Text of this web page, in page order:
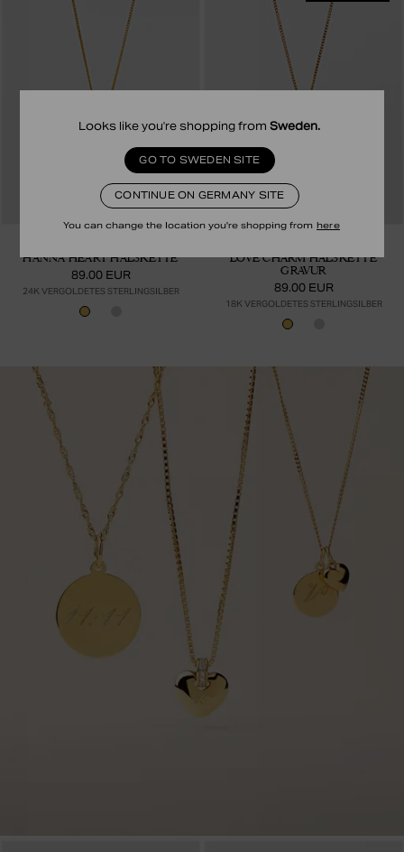
Looks like you're shopping from Sweden.
GO TO SWEDEN SITE
CONTINUE ON GERMANY SITE
You can change the location you're shopping from here
HANNA HEART HALSKETTE
89.00 EUR
24K VERGOLDETES STERLINGSILBER
LOVE CHARM HALSKETTE
GRAVUR
89.00 EUR
18K VERGOLDETES STERLINGSILBER